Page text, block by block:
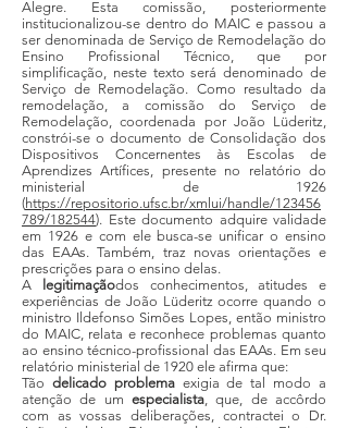
Alegre. Esta comissão, posteriormente
institucionalizou-se dentro do MAIC e passou a
ser denominada de Serviço de Remodelação do
Ensino Profissional Técnico, que por
simplificação, neste texto será denominado de
Serviço de Remodelação. Como resultado da
remodelação, a comissão do Serviço de
Remodelação, coordenada por João Lüderitz,
constrói-se o documento de Consolidação dos
Dispositivos Concernentes às Escolas de
Aprendizes Artífices, presente no relatório do
ministerial de 1926
(https://repositorio.ufsc.br/xmlui/handle/123456
789/182544). Este documento adquire validade
em 1926 e com ele busca-se unificar o ensino
das EAAs. Também, traz novas orientações e
prescrições para o ensino delas.
A
legitimaçãodos conhecimentos, atitudes e
experiências de João Lüderitz ocorre quando o
ministro Ildefonso Simões Lopes, então ministro
do MAIC, relata e reconhece problemas quanto
ao ensino técnico-profissional das EAAs. Em seu
relatório ministerial de 1920 ele afirma que:
Tão delicado problemaexigia de tal modo a
atenção de um especialista, que, de accôrdo
com as vossas deliberações, contractei o Dr.